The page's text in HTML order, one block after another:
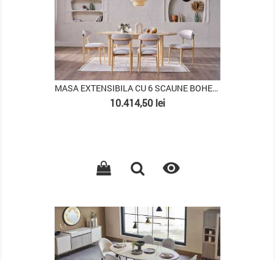
MASA EXTENSIBILA CU 6 SCAUNE BOHEEMS
Pret
10.414,50 lei
